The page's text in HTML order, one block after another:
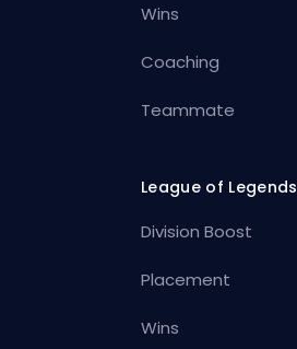
Wins
Coaching
Teammate
League of Legends
Division Boost
Placement
Wins